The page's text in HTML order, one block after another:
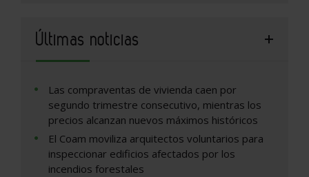
Últimas noticias
Las compraventas de vivienda caen por
segundo trimestre consecutivo, mientras los
precios alcanzan nuevos máximos históricos
El Coam moviliza arquitectos voluntarios para
inspeccionar edificios afectados por los
incendios forestales